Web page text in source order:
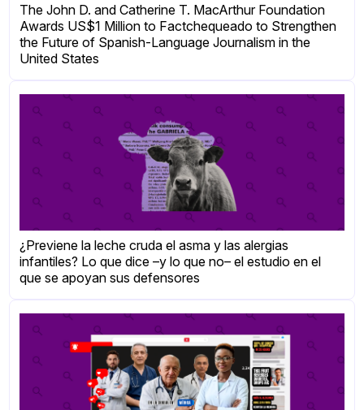
The John D. and Catherine T. MacArthur Foundation
Awards US$1 Million to Factchequeado to Strengthen
the Future of Spanish-Language Journalism in the
United States
¿Previene la leche cruda el asma y las alergias
infantiles? Lo que dice –y lo que no– el estudio en el
que se apoyan sus defensores